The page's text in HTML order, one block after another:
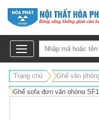
Skip
Trang chủ Ghế văn
Ghế sofa đơn văn phòng